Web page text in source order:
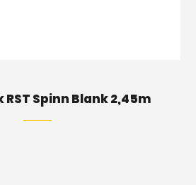
Spinn Blank 2,45m